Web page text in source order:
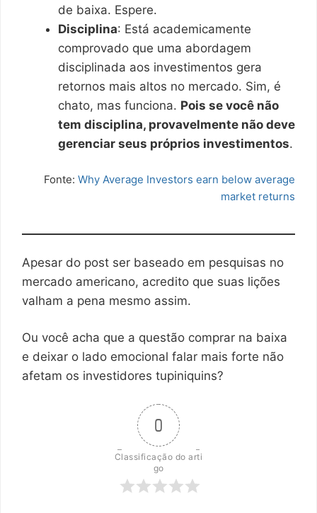
de baixa. Espere.
Disciplina: Está academicamente
comprovado que uma abordagem
disciplinada aos investimentos gera
retornos mais altos no mercado. Sim, é
chato, mas funciona. Pois se você não
tem disciplina, provavelmente não deve
gerenciar seus próprios investimentos.
Fonte: Why Average Investors earn below average
market returns
Apesar do post ser baseado em pesquisas no
mercado americano, acredito que suas lições
valham a pena mesmo assim.
Ou você acha que a questão comprar na baixa
e deixar o lado emocional falar mais forte não
afetam os investidores tupiniquins?
0
Classificação do arti
go